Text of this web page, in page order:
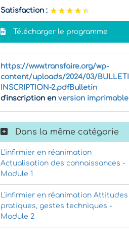
Satisfaction : ★★★★★
★★★★★
Télécharger le programme
https://www.transfaire.org/wp-
content/uploads/2024/03/
INSCRIPTION-2.pdfBulletin
d'inscription en version imprimable
Dans la même catégorie
L'infirmier en réanimation
Actualisation des connaissances -
Module 1
L'infirmier en réanimation Attitudes
pratiques, gestes techniques -
Module 2